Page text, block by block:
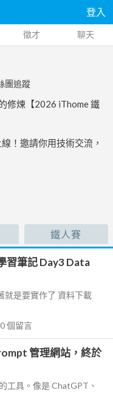
登入
徵才 聊天
團追蹤
修煉【2026 iThome 鐵
！邀請你用技術交流，
鐵人賽
習筆記 Day3 Data
就是要實作了 資料下載
0個留言
管理網站，終於
工具。像是 ChatGPT、